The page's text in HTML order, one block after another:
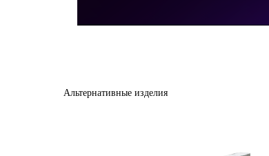
Альтернативные изделия